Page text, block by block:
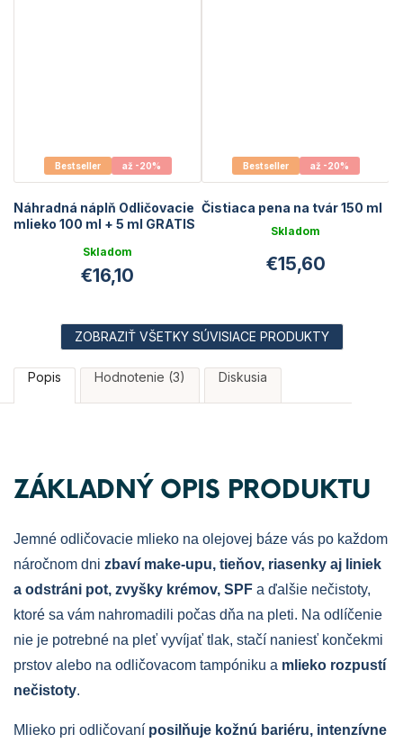
Bestseller až -20%
Náhradná náplň Odličovacie
mlieko 100 ml + 5 ml GRATIS
Skladom
€16,10
Bestseller až -20%
Čistiaca pena na tvár 150 ml
hodnotenie
produktu
z
5
hviezdičiek.
Skladom
€15,60
ZOBRAZIŤ VŠETKY SÚVISIACE PRODUKTY
Popis Hodnotenie (3) Diskusia
ZÁKLADNÝ OPIS PRODUKTU
Jemné odličovacie mlieko na olejovej báze vás po každom
náročnom dni zbaví make-upu, tieňov, riasenky aj liniek
a odstráni pot, zvyšky krémov, SPF a ďalšie nečistoty,
ktoré sa vám nahromadili počas dňa na pleti. Na odlíčenie
nie je potrebné na pleť vyvíjať tlak, stačí naniesť končekmi
prstov alebo na odličovacom tampóniku a mlieko rozpustí
nečistoty.
Mlieko pri odličovaní posilňuje kožnú bariéru, intenzívne